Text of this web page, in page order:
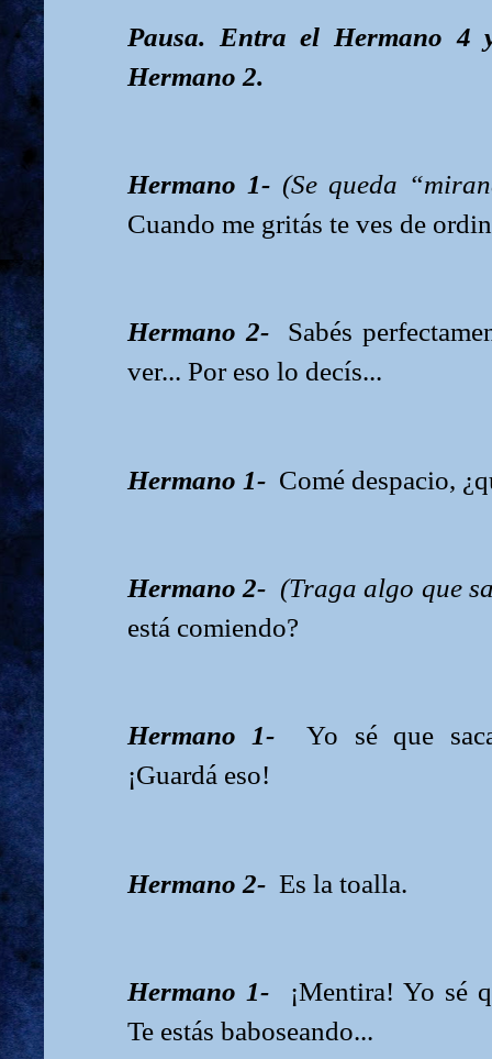
Pausa. Entra el Hermano 4
Hermano 2.
Hermano 1- (Se queda
Cuando me gritás te ves de
Hermano 2-
Sabés
ver... Por eso lo decís...
Hermano 1- Comé despacio,
Hermano 2- (Traga algo que
está comiendo?
Hermano 1-
Yo sé que
¡Guardá eso!
Hermano 2- Es la toalla.
Hermano 1- ¡Mentira! Yo sé
Te estás baboseando...